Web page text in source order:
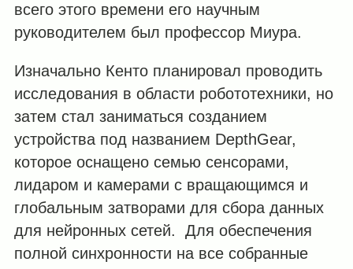
всего этого времени его научным
руководителем был профессор Миура.
Изначально Кенто планировал проводить
исследования в области робототехники, но
затем стал заниматься созданием
устройства под названием DepthGear,
которое оснащено семью сенсорами,
лидаром и камерами с вращающимся и
глобальным затворами для сбора данных
для нейронных сетей. Для обеспечения
полной синхронности на все собранные